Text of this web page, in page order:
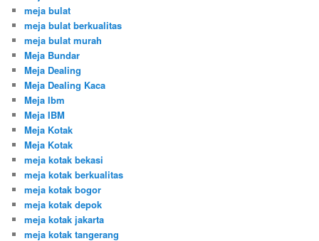
meja bulat
meja bulat berkualitas
meja bulat murah
Meja Bundar
Meja Dealing
Meja Dealing Kaca
Meja Ibm
Meja IBM
Meja Kotak
Meja Kotak
meja kotak bekasi
meja kotak berkualitas
meja kotak bogor
meja kotak depok
meja kotak jakarta
meja kotak tangerang